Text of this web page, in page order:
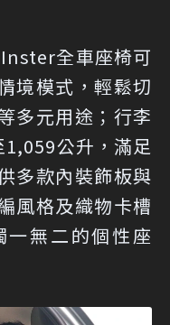
全車座椅可
境模式，輕鬆切
多元用途；行李
公升，滿足
多款內裝飾板與
風格及織物卡槽
無二的個性座